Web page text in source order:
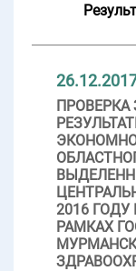
ПРОВЕРКА
2016 ГОДУ
РАМКАХ